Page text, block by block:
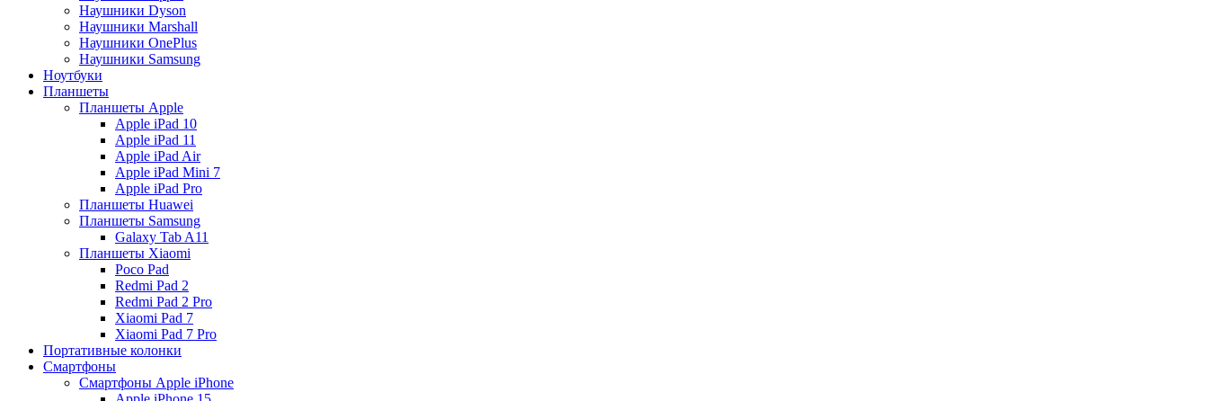
Наушники Dyson
Наушники Marshall
Наушники OnePlus
Наушники Samsung
Ноутбуки
Планшеты
Планшеты Apple
Apple iPad 10
Apple iPad 11
Apple iPad Air
Apple iPad Mini 7
Apple iPad Pro
Планшеты Huawei
Планшеты Samsung
Galaxy Tab A11
Планшеты Xiaomi
Poco Pad
Redmi Pad 2
Redmi Pad 2 Pro
Xiaomi Pad 7
Xiaomi Pad 7 Pro
Портативные колонки
Смартфоны
Смартфоны Apple iPhone